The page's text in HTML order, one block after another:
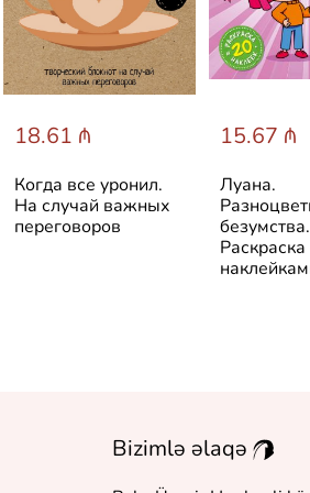
18.61 ₼
Когда все уронил.
На случай важных
переговоров
15.67 ₼
Луана.
безумства.
Раскраска
Bizimlə əlaqə